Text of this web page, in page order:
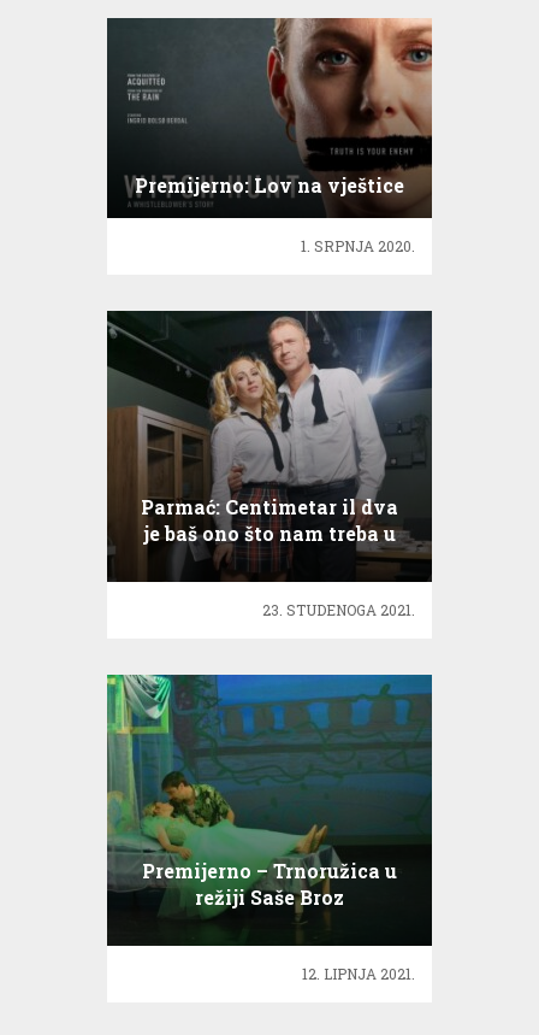
Premijerno: Lov na vještice
1. SRPNJA 2020.
Parmać: Centimetar il dva
je baš ono što nam treba u
ovo vrijeme
23. STUDENOGA 2021.
Premijerno – Trnoružica u
režiji Saše Broz
12. LIPNJA 2021.